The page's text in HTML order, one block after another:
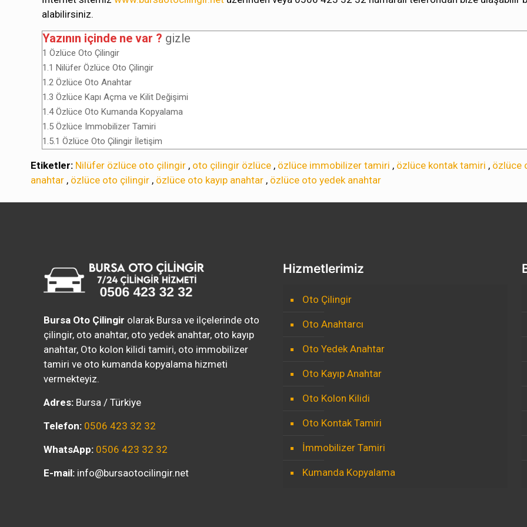
alabilirsiniz.
Yazının içinde ne var ? gizle
1 Özlüce Oto Çilingir
1.1 Nilüfer Özlüce Oto Çilingir
1.2 Özlüce Oto Anahtar
1.3 Özlüce Kapı Açma ve Kilit Değişimi
1.4 Özlüce Oto Kumanda Kopyalama
1.5 Özlüce Immobilizer Tamiri
1.5.1 Özlüce Oto Çilingir İletişim
Etiketler: Nilüfer özlüce oto çilingir , oto çilingir özlüce , özlüce immobilizer tamiri , özlüce kontak tamiri , özlüce
anahtar , özlüce oto çilingir , özlüce oto kayıp anahtar , özlüce oto yedek anahtar
Bursa Oto Çilingir olarak Bursa ve ilçelerinde oto
çilingir, oto anahtar, oto yedek anahtar, oto kayıp
anahtar, Oto kolon kilidi tamiri, oto immobilizer
tamiri ve oto kumanda kopyalama hizmeti
vermekteyiz.
Adres: Bursa / Türkiye
Telefon: 0506 423 32 32
WhatsApp: 0506 423 32 32
E-mail: info@bursaotocilingir.net
Hizmetlerimiz
Oto Çilingir
Oto Anahtarcı
Oto Yedek Anahtar
Oto Kayıp Anahtar
Oto Kolon Kilidi
Oto Kontak Tamiri
İmmobilizer Tamiri
Kumanda Kopyalama